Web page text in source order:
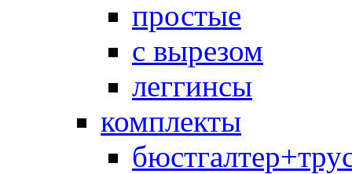
простые
с вырезом
леггинсы
комплекты